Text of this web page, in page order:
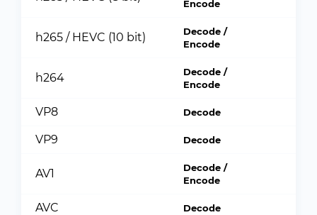
Encode
h265 / HEVC (10 bit)
Decode /
Encode
h264
Decode /
Encode
VP8 Decode
VP9 Decode
AV1
Decode /
Encode
AVC Decode